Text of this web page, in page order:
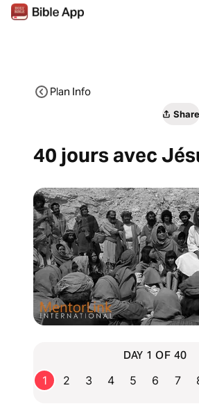
Plan Info
Share
40 jours avec
DAY 1 OF 40
1 2 3 4 5 6 7